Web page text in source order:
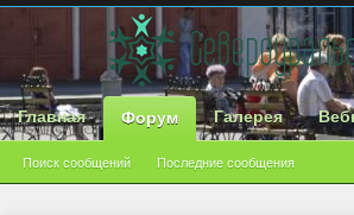
Главная Форум
Поиск сообщений Последние сообщения
Галерея